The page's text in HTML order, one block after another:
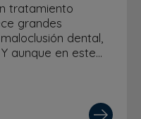
tratamiento
grandes
dental,
aunque en este…